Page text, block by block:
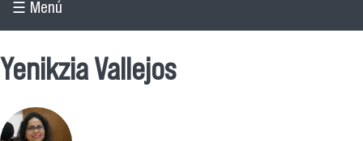
☰ Menú
Yenikzia Vallejos